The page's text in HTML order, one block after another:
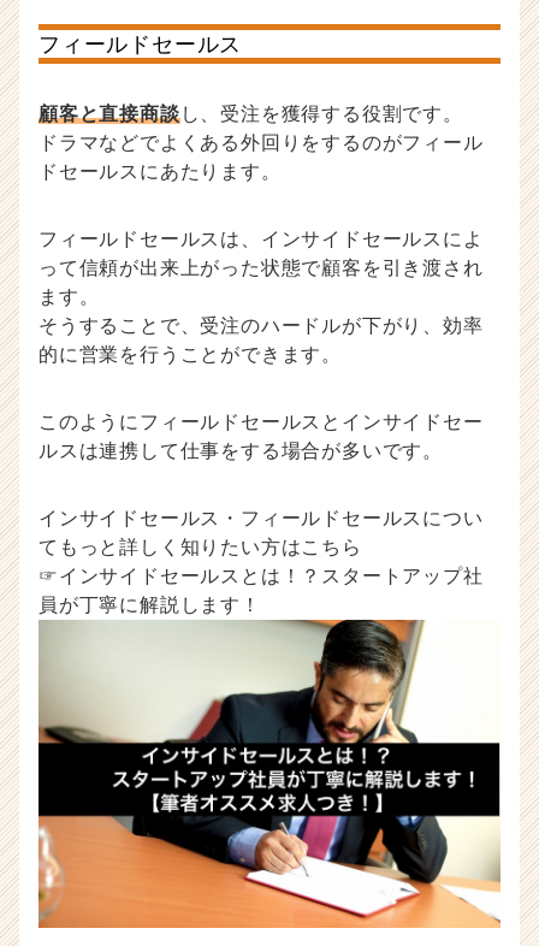
フィールドセールス
顧客と直接商談し、受注を獲得する役割です。
ドラマなどでよくある外回りをするのがフィール
ドセールスにあたります。
フィールドセールスは、インサイドセールスによ
って信頼が出来上がった状態で顧客を引き渡され
ます。
そうすることで、受注のハードルが下がり、効率
的に営業を行うことができます。
このようにフィールドセールスとインサイドセー
ルスは連携して仕事をする場合が多いです。
インサイドセールス・フィールドセールスについ
てもっと詳しく知りたい方はこちら
☞インサイドセールスとは！？スタートアップ社
員が丁寧に解説します！